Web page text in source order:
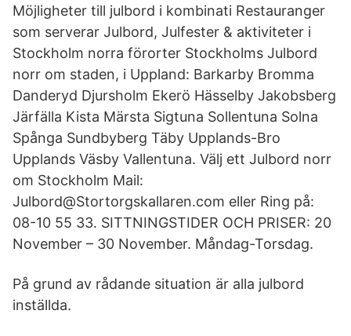
Möjligheter till julbord i kombinati Restauranger
som serverar Julbord, Julfester & aktiviteter i
Stockholm norra förorter Stockholms Julbord
norr om staden, i Uppland: Barkarby Bromma
Danderyd Djursholm Ekerö Hässelby Jakobsberg
Järfälla Kista Märsta Sigtuna Sollentuna Solna
Spånga Sundbyberg Täby Upplands-Bro
Upplands Väsby Vallentuna. Välj ett Julbord norr
om Stockholm Mail:
Julbord@Stortorgskallaren.com eller Ring på:
08-10 55 33. SITTNINGSTIDER OCH PRISER: 20
November – 30 November. Måndag-Torsdag.
På grund av rådande situation är alla julbord
inställda.